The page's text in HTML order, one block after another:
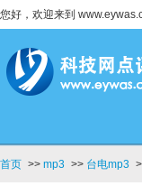
您好，欢迎来到
首页 >> mp3 >> 台电mp3